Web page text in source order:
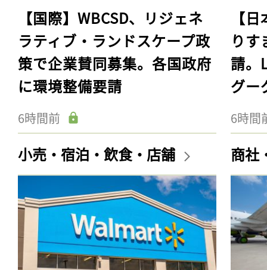
【国際】WBCSD、リジェネ
ラティブ・ランドスケープ政
策で企業賛同募集。各国政府
に環境整備要請
6時間前
【
り
請。
グー
6時間
小売・宿泊・飲食・店舗 商社